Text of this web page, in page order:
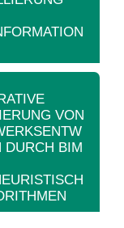
VON
DURCH BIM